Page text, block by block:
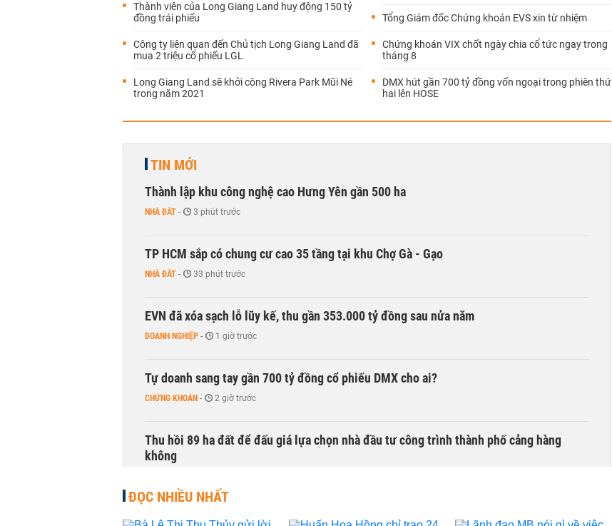
Thành viên của Long Giang Land huy động 150 tỷ
đồng trái phiếu
Công ty liên quan đến Chủ tịch Long Giang Land đã
mua 2 triệu cổ phiếu LGL
Long Giang Land sẽ khởi công Rivera Park Mũi Né
trong năm 2021
Tổng Giám đốc Chứng khoán EVS xin từ nhiệm
Chứng khoán VIX chốt ngày chia cổ tức ngay trong
tháng 8
DMX hút gần 700 tỷ đồng vốn ngoại trong phiên thứ
hai lên HOSE
TIN MỚI
Thành lập khu công nghệ cao Hưng Yên gần 500 ha
NHÀ ĐẤT - 3 phút trước
TP HCM sắp có chung cư cao 35 tầng tại khu Chợ Gà - Gạo
NHÀ ĐẤT - 33 phút trước
EVN đã xóa sạch lỗ lũy kế, thu gần 353.000 tỷ đồng sau nửa năm
DOANH NGHIỆP - 1 giờ trước
Tự doanh sang tay gần 700 tỷ đồng cổ phiếu DMX cho ai?
CHỨNG KHOÁN - 2 giờ trước
Thu hồi 89 ha đất để đấu giá lựa chọn nhà đầu tư công trình thành phố cảng hàng
không
Dòng tiền ngoại bất ngờ trở lại TTCK, ai đã mua vào?
ĐỌC NHIỀU NHẤT